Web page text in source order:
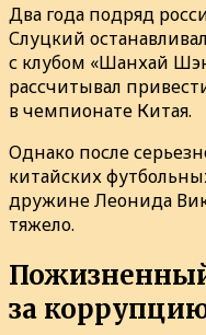
Два года подряд
Слуцкий
с клубом «Шанхай
рассчитывал
в чемпионате Китая.
Однако после
китайских
дружине Леонида
тяжело.
за